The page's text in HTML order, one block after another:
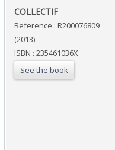
‎COLLECTIF‎
Reference : R200076809
(2013)
ISBN : 235461036X
See the book